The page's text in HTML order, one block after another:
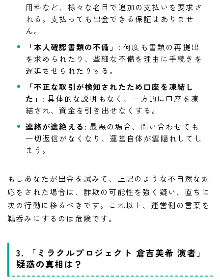
用料など、様々な名目で追加の支払いを要求さ
れる。支払っても出金できる保証はありませ
ん。
「本人確認書類の不備」: 何度も書類の再提出
を求められたり、些細な不備を理由に手続きを
遅延させられたりする。
「不正な取引が検知されたため口座を凍結し
た」: 具体的な説明もなく、一方的に口座を凍
結され、資金を引き出せなくする。
連絡が途絶える: 最悪の場合、問い合わせても
一切返信がなくなり、運営自体が雲隠れしてし
まう。
もしあなたが出金を試みて、上記のような不自然な対
応をされた場合は、詐欺の可能性を強く疑い、直ちに
次の行動に移るべきです。これ以上、運営側の言葉を
鵜呑みにするのは危険です。
3. 「ミラクルプロジェクト 倉吉美希 演者」
疑惑の真相は？